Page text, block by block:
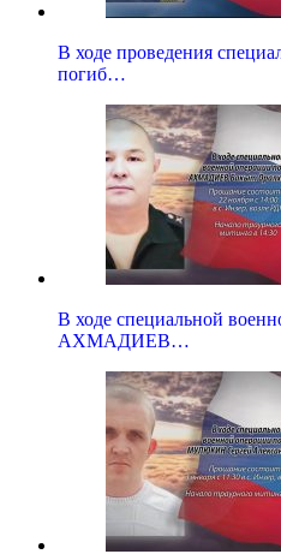
В ходе проведения
погиб…
В ходе специальной
АХМАДИЕВ…